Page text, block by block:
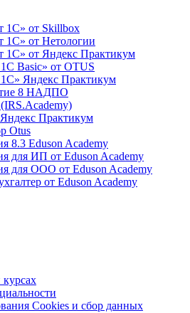
1С» от Skillbox
1С» от Нетологии
1С» от Яндекс Практикум
Basic» от OTUS
1С» Яндекс Практикум
8 НАДПО
Практикум
Otus
8.3 Eduson Academy
для ИП от Eduson Academy
для ООО от Eduson Academy
от Eduson Academy
Cookies и сбор данных